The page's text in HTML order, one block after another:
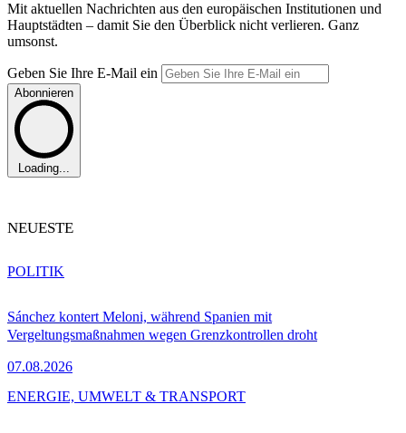
Mit aktuellen Nachrichten aus den europäischen Institutionen und
Hauptstädten – damit Sie den Überblick nicht verlieren. Ganz
umsonst.
Geben Sie Ihre E-Mail ein
Abonnieren
Loading...
NEUESTE
Sánchez kontert Meloni, während Spanien mit
Vergeltungsmaßnahmen wegen Grenzkontrollen droht
07.08.2026
POLITIK
ENERGIE, UMWELT & TRANSPORT